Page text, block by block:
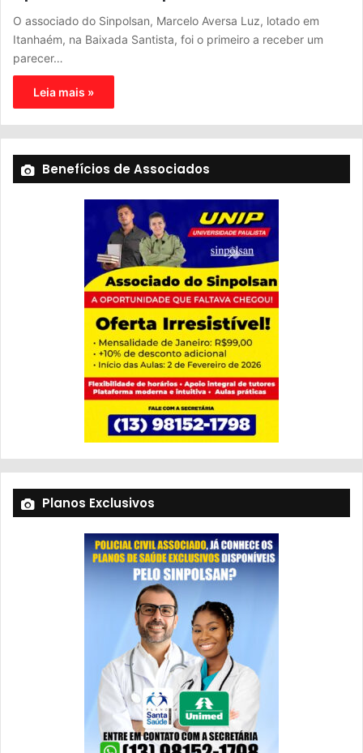
O associado do Sinpolsan, Marcelo Aversa Luz, lotado em
Itanhaém, na Baixada Santista, foi o primeiro a receber um
parecer…
Leia mais »
Benefícios de Associados
Planos Exclusivos